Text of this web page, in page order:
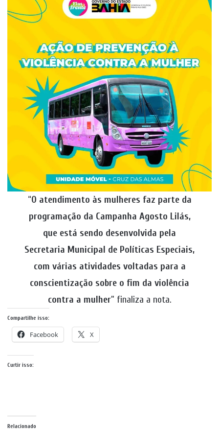
“O atendimento às mulheres faz parte da
programação da Campanha Agosto Lilás,
que está sendo desenvolvida pela
Secretaria Municipal de Políticas Especiais,
com várias atividades voltadas para a
conscientização sobre o fim da violência
contra a mulher” finaliza a nota.
Compartilhe isso:
Facebook X
Curtir isso:
Relacionado